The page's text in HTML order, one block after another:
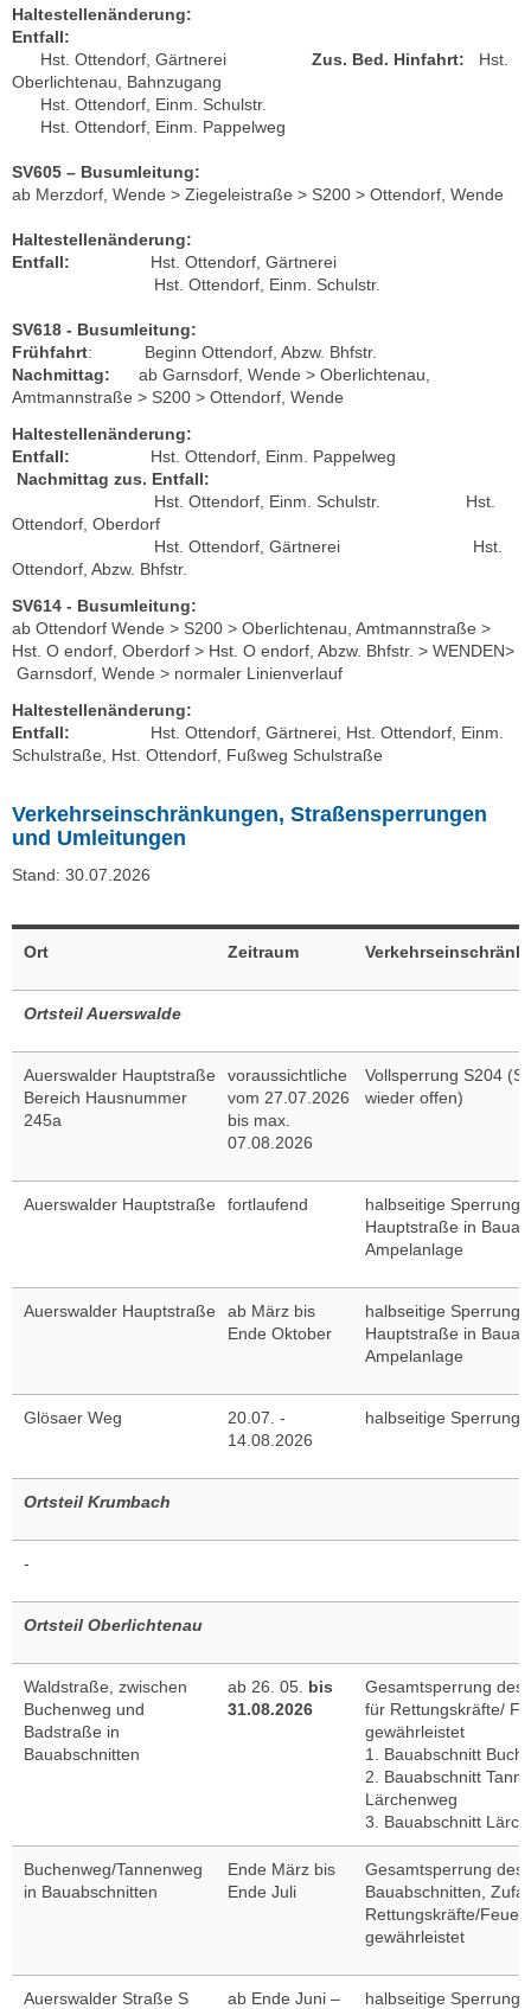
Haltestellenänderung:
Entfall:
Hst. Ottendorf, Gärtnerei Zus. Bed. Hinfahrt:
Hst.
Oberlichtenau, Bahnzugang
Hst. Ottendorf, Einm. Schulstr.
Hst. Ottendorf, Einm. Pappelweg
SV605 – Busumleitung:
ab Merzdorf, Wende > Ziegeleistraße > S200 > Ottendorf, Wende
Haltestellenänderung:
Entfall: Hst. Ottendorf, Gärtnerei
Hst. Ottendorf, Einm. Schulstr.
SV618 - Busumleitung:
Frühfahrt: Beginn Ottendorf, Abzw. Bhfstr.
Nachmittag:
ab Garnsdorf, Wende > Oberlichtenau,
Amtmannstraße > S200 > Ottendorf, Wende
Haltestellenänderung:
Entfall:
Hst. Ottendorf, Einm. Pappelweg
Nachmittag zus. Entfall:
Hst. Ottendorf, Einm. Schulstr. Hst.
Ottendorf, Oberdorf
Hst. Ottendorf, Gärtnerei Hst.
Ottendorf, Abzw. Bhfstr.
SV614 - Busumleitung:
ab Ottendorf Wende > S200 > Oberlichtenau, Amtmannstraße >
Hst. O endorf, Oberdorf > Hst. O endorf, Abzw. Bhfstr. > WENDEN>
Garnsdorf, Wende > normaler Linienverlauf
Haltestellenänderung:
Entfall:
Hst. Ottendorf, Gärtnerei, Hst. Ottendorf, Einm.
Schulstraße, Hst. Ottendorf, Fußweg Schulstraße
Verkehrseinschränkungen, Straßensperrungen
und Umleitungen
Stand: 30.07.2026
Ort Zeitraum
Ortsteil Auerswalde
Auerswalder Hauptstraße
Bereich Hausnummer
245a
voraussichtliche
vom 27.07.2026
bis max.
07.08.2026
Vollsperrung S204
wieder offen)
Auerswalder Hauptstraße fortlaufend
halbseitige Sperrung
Hauptstraße in
Ampelanlage
Auerswalder Hauptstraße
ab März bis
Ende Oktober
halbseitige Sperrung
Hauptstraße in
Ampelanlage
Glösaer Weg
20.07. -
14.08.2026
halbseitige Sperrung
Ortsteil Krumbach
-
Ortsteil Oberlichtenau
Waldstraße, zwischen
Buchenweg und
Badstraße in
Bauabschnitten
ab 26. 05. bis
31.08.2026
Gesamtsperrung des
für Rettungskräfte/
gewährleistet
1. Bauabschnitt
2. Bauabschnitt
Lärchenweg
3. Bauabschnitt
Buchenweg/Tannenweg
in Bauabschnitten
Ende März bis
Ende Juli
Gesamtsperrung des
Bauabschnitten,
Rettungskräfte/
gewährleistet
Auerswalder Straße S
ab Ende Juni –
halbseitige Sperrung